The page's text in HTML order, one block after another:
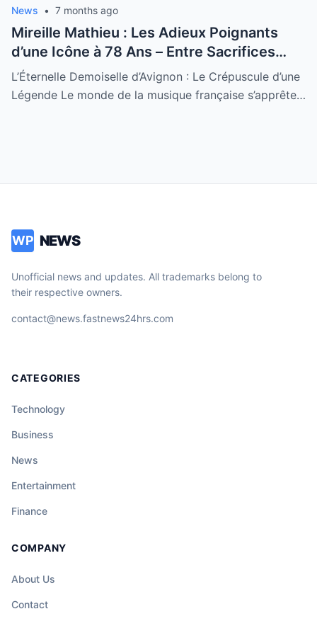
News • 7 months ago
Mireille Mathieu : Les Adieux Poignants
d’une Icône à 78 Ans – Entre Sacrifices
Amoureux et Destin Royal
L’Éternelle Demoiselle d’Avignon : Le Crépuscule d’une
Légende Le monde de la musique française s’apprête…
WP NEWS
Unofficial news and updates. All trademarks belong to
their respective owners.
contact@news.fastnews24hrs.com
CATEGORIES
Technology
Business
News
Entertainment
Finance
COMPANY
About Us
Contact